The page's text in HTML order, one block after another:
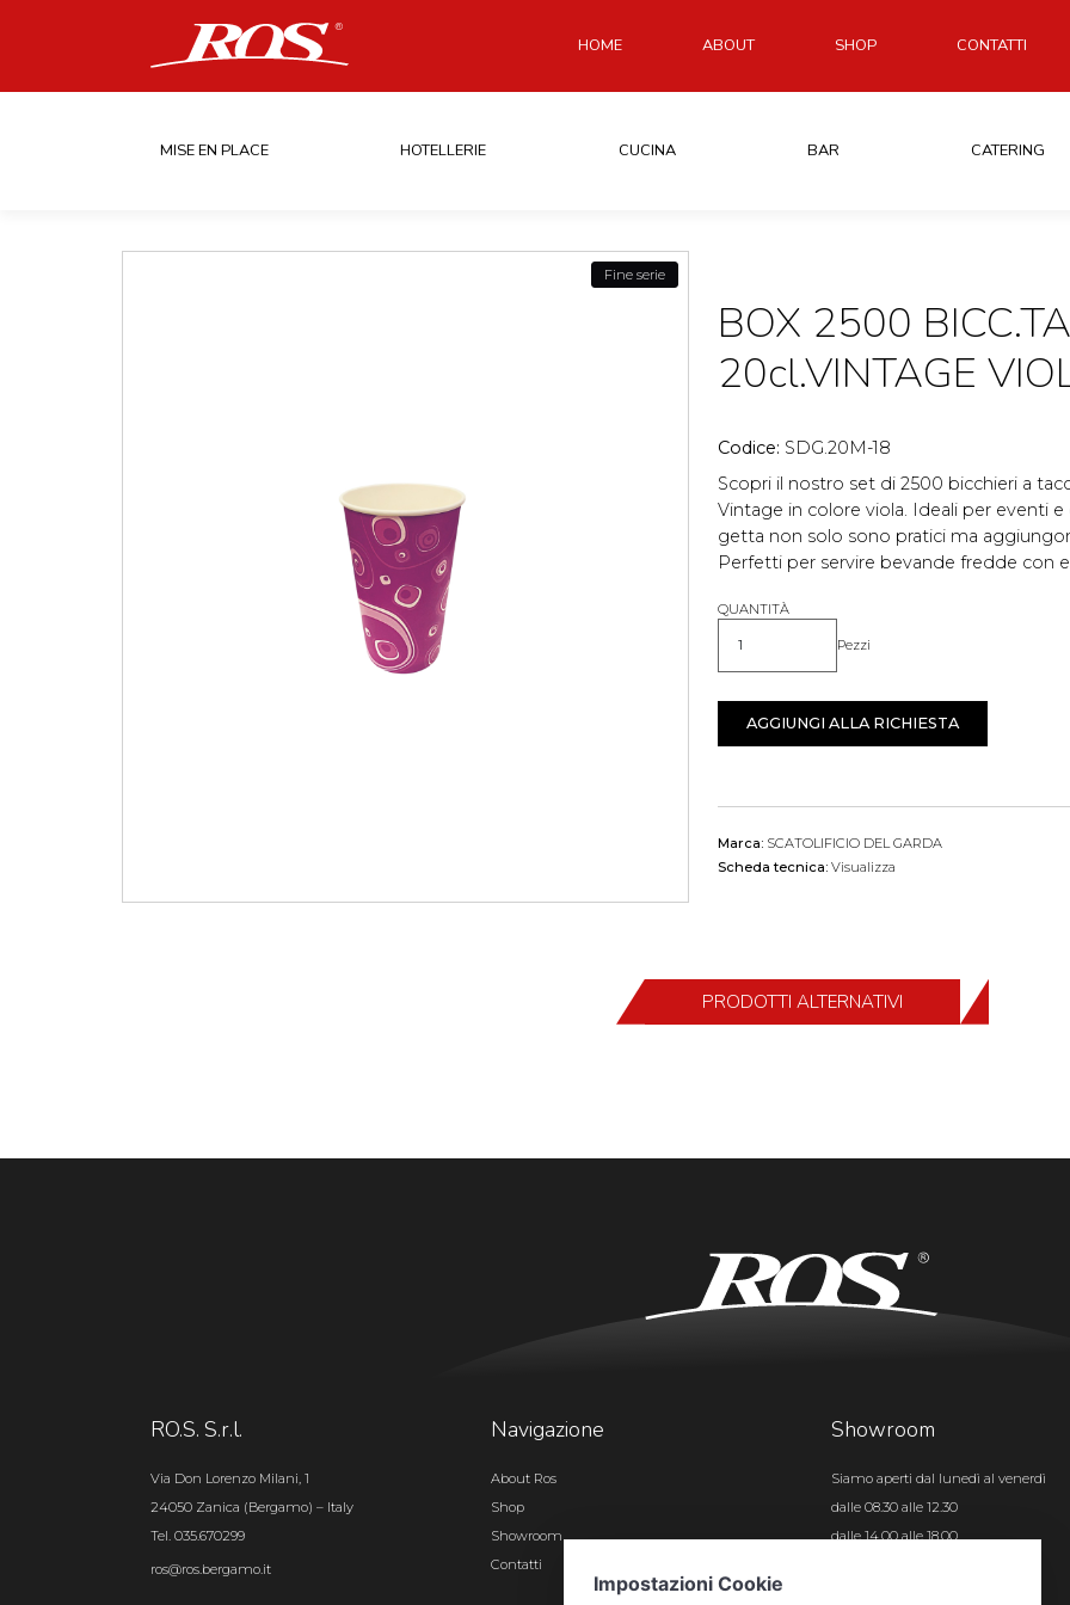
HOME ABOUT SHOP CONTATTI
MISE EN PLACE HOTELLERIE CUCINA BAR CATERING
Fine serie
BOX 2500
20cl.VINTAGE
Codice: SDG.20M-18
Scopri il nostro set di 2500 bicchieri a
Vintage in colore viola. Ideali per eventi
getta non solo sono pratici ma
Perfetti per servire bevande fredde con
QUANTITÀ
Quantità Pezzi
AGGIUNGI ALLA RICHIESTA
Marca: SCATOLIFICIO DEL GARDA
Scheda tecnica: Visualizza
PRODOTTI ALTERNATIVI
RO.S. S.r.l.
Via Don Lorenzo Milani, 1
24050 Zanica (Bergamo) – Italy
Tel. 035.670299
ros@ros.bergamo.it
Navigazione
About Ros
Shop
Showroom
Contatti
Showroom
Siamo aperti dal lunedì al venerdì
dalle 08.30 alle 12.30
dalle 14.00 alle 18.00